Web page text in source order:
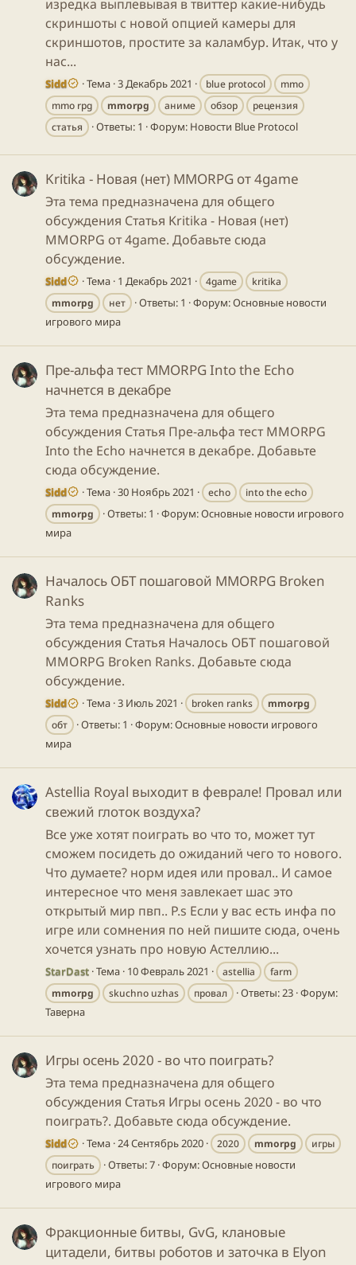
изредка выплевывая в твиттер какие-нибудь
скриншоты с новой опцией камеры для
скриншотов, простите за каламбур. Итак, что у
нас...
Sidd Тема 3 Декабрь 2021 blue protocol
mmo
mmo rpg
mmorpg аниме обзор
рецензия
статья
Ответы: 1 Форум: Новости Blue Protocol
Kritika - Новая (нет) MMORPG от 4game
Эта тема предназначена для общего
обсуждения Статья Kritika - Новая (нет)
MMORPG от 4game. Добавьте сюда
обсуждение.
Sidd Тема 1 Декабрь 2021 4game
kritika
mmorpg
нет Ответы: 1 Форум:Основные новости
игрового мира
Пре-альфа тест MMORPG Into the Echo
начнется в декабре
Эта тема предназначена для общего
обсуждения Статья Пре-альфа тест MMORPG
Into the Echo начнется в декабре. Добавьте
сюда обсуждение.
Sidd Тема 30 Ноябрь 2021 echo
into the echo
mmorpg
Ответы: 1 Форум:Основные новости игрового
мира
Началось ОБТ пошаговой MMORPG Broken
Ranks
Эта тема предназначена для общего
обсуждения Статья Началось ОБТ пошаговой
MMORPG Broken Ranks. Добавьте сюда
обсуждение.
Sidd Тема 3 Июль 2021 broken ranks
mmorpg
обт
Ответы: 1 Форум:Основные новости игрового
мира
Astellia Royal выходит в феврале! Провал или
свежий глоток воздуха?
Все уже хотят поиграть во что то, может тут
сможем посидеть до ожиданий чего то нового.
Что думаете? норм идея или провал.. И самое
интересное что меня завлекает шас это
открытый мир пвп.. P.s Если у вас есть инфа по
игре или сомнения по ней пишите сюда, очень
хочется узнать про новую Астеллию...
StarDast Тема 10 Февраль 2021 astellia
farm
mmorpg
skuchno uzhas провал Ответы: 23 Форум:
Таверна
Игры осень 2020 - во что поиграть?
Эта тема предназначена для общего
обсуждения Статья Игры осень 2020 - во что
поиграть?. Добавьте сюда обсуждение.
Sidd Тема 24 Сентябрь 2020 2020 mmorpg
игры
поиграть
Ответы: 7 Форум:Основные новости
игрового мира
Фракционные битвы, GvG, клановые
цитадели, битвы роботов и заточка в Elyon